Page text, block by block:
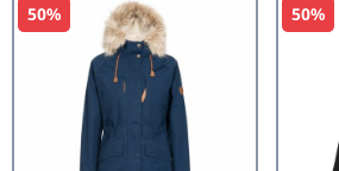
50%
50%